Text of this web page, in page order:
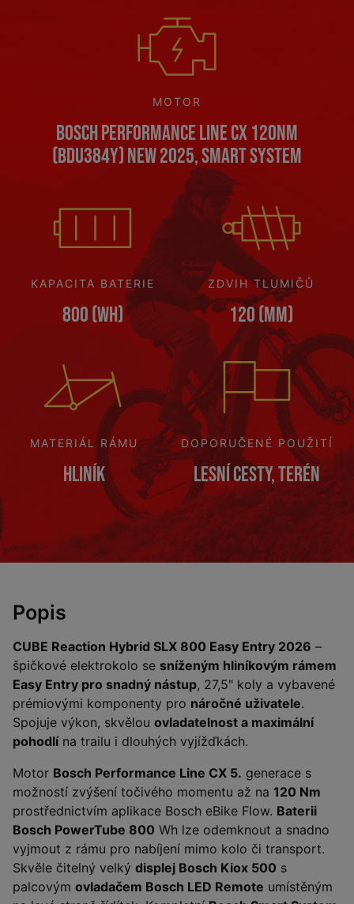
MOTOR
Bosch Performance Line CX 120Nm
(BDU384Y) NEW 2025, Smart System
KAPACITA BATERIE
800 (Wh)
ZDVIH TLUMIČŮ
120 (mm)
MATERIÁL RÁMU
Hliník
DOPORUČENÉ POUŽITÍ
Lesní cesty, terén
Popis
CUBE Reaction Hybrid SLX 800 Easy Entry 2026 –
špičkové elektrokolo se sníženým hliníkovým rámem
Easy Entry pro snadný nástup, 27,5" koly a vybavené
prémiovými komponenty pro náročné uživatele.
Spojuje výkon, skvělou ovladatelnost a maximální
pohodlína trailu i dlouhých vyjížďkách.
Motor Bosch Performance Line CX 5. generace s
možností zvýšení točivého momentu až na 120 Nm
prostřednictvím aplikace Bosch eBike Flow. Baterii
Bosch PowerTube 800 Wh lze odemknout a snadno
vyjmout z rámu pro nabíjení mimo kolo či transport.
Skvěle čitelný velký displej Bosch Kiox 500 s
palcovým ovladačem Bosch LED Remote umístěným